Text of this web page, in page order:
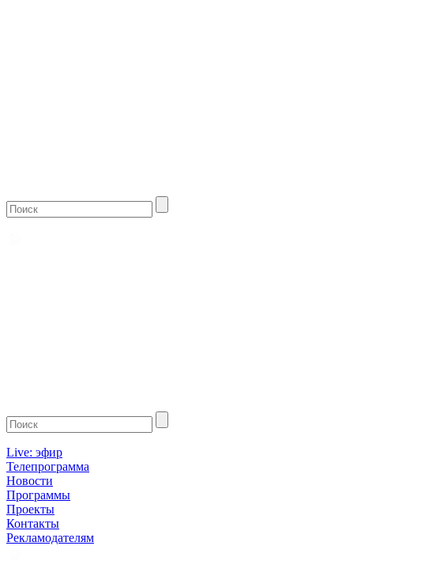
Live: эфир
Телепрограмма
Новости
Программы
Проекты
Контакты
Рекламодателям